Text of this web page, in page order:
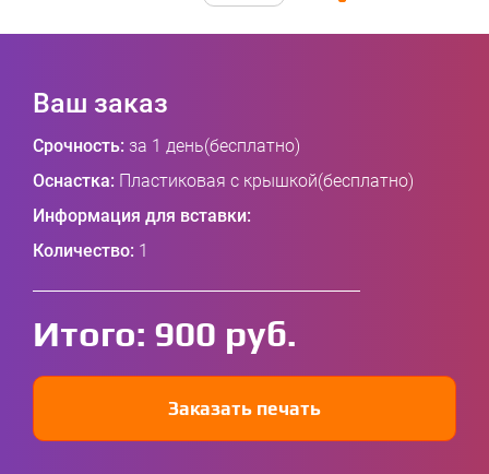
Ваш заказ
Срочность: за 1 день(бесплатно)
Оснастка: Пластиковая с крышкой(бесплатно)
Информация для вставки:
Количество: 1
Итого: 900
Заказать печать